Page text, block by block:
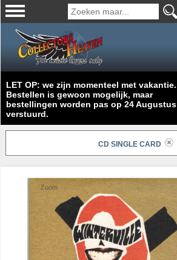
LET OP: we zijn momenteel met vakantie.
Bestellen is gewoon mogelijk, maar
bestellingen worden pas op 24 Augustus
verstuurd.
CD SINGLE CARD
Zoom